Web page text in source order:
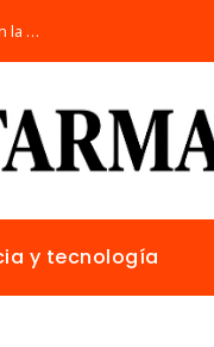
Las 15 donaciones individuales más grandes y su papel en la solución de crisis globales
y tecnología